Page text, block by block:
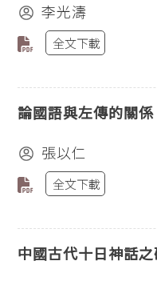
李光濤
全文下載
論國語與左傳的關係
張以仁
全文下載
中國古代十日神話